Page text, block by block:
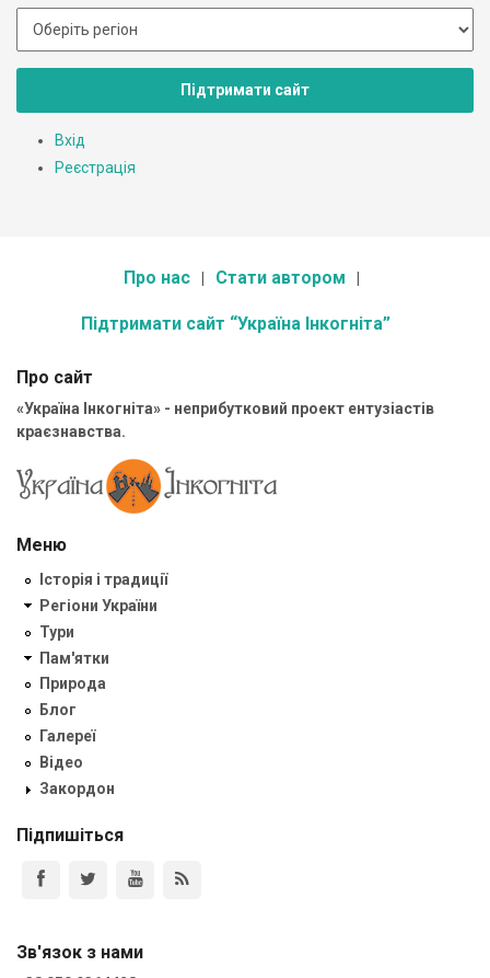
Підтримати сайт
Вхід
Реєстрація
Про нас Стати автором
Підтримати сайт “Україна Інкогніта”
Про сайт
«Україна Інкогніта» - неприбутковий проект ентузіастів
краєзнавства.
Меню
Історія і традиції
Регіони України
Тури
Пам'ятки
Природа
Блог
Галереї
Відео
Закордон
Підпишіться
Зв'язок з нами